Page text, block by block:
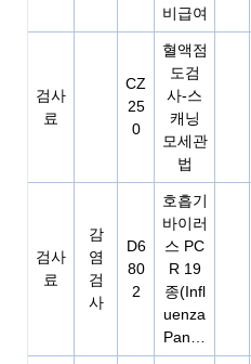
비급여
검사
료
CZ
25
0
혈액점
도검
사-스
캐닝
모세관
법
검사
료
감
염
검
사
D6
80
2
호흡기
바이러
스 PC
R 19
종(Infl
uenza
Pan…